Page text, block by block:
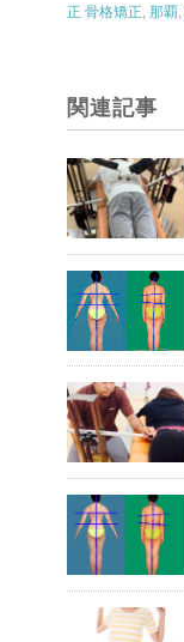
正 骨格矯正, 那覇,
関連記事